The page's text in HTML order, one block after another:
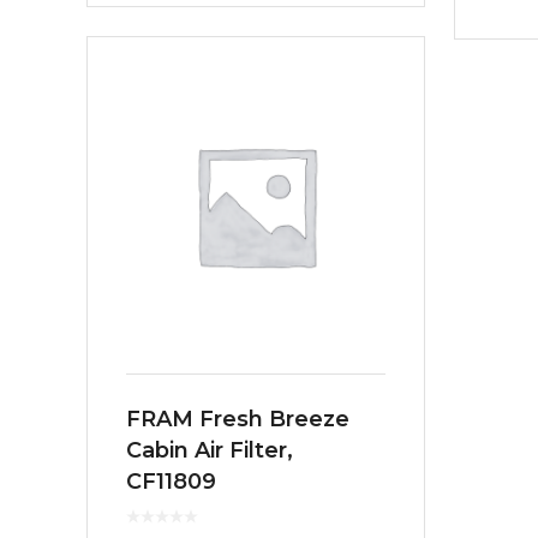
FRAM Fresh Breeze
Cabin Air Filter,
CF11809